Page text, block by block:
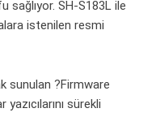
sağlıyor. SH-S183L ile
istenilen resmi
sunulan ?Firmware
sürekli